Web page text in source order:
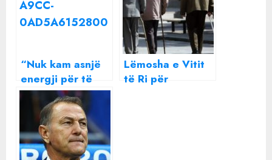
“Nuk kam asnjë
energji për të
urryer një shpirt”
Beatrix ndan një
mesazh të
rëndësishëm me
të gjithë
Lëmosha e Vitit
të Ri për